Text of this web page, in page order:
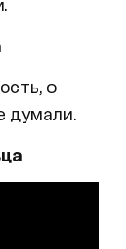
о
думали.